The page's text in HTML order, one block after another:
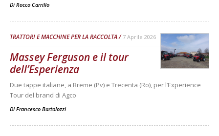
Di Rocco Carrillo
TRATTORI E MACCHINE PER LA RACCOLTA 7 Aprile 2026
Massey Ferguson e il tour
dell’Esperienza
Due tappe italiane, a Breme (Pv) e Trecenta (Ro), per l’Experience
Tour del brand di Agco
Di Francesco Bartolozzi